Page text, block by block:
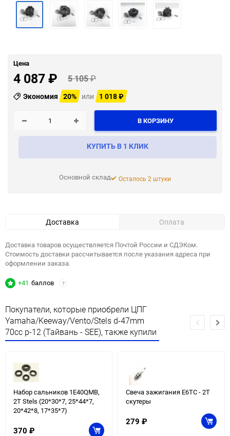
Цена
4 087₽ 5 105₽
Экономия 20% или 1 018₽
В КОРЗИНУ
КУПИТЬ В 1 КЛИК
Основной склад Осталось 2 штуки
Доставка Оплата
Доставка товаров осуществляется Почтой России и СДЭКом.
Стоимость доставки рассчитывается после указания адреса при
оформлении заказа.
+41 баллов ?
Покупатели, которые приобрели ЦПГ
Yamaha/Keeway/Vento/Stels d-47mm
70сс p-12 (Тайвань - SEE), также купили
Набор сальников 1E40QMB,
2T Stels (20*30*7, 25*44*7,
20*42*8, 17*35*7)
370 ₽
Свеча зажигания E6TC - 2Т
скутеры
279 ₽